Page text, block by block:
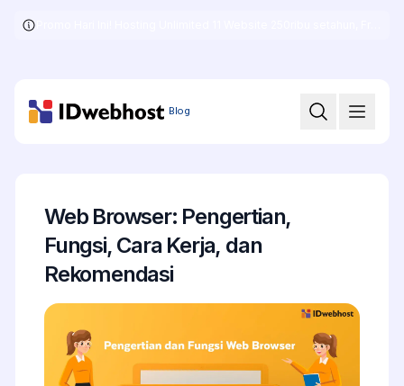
Blog
Web Browser: Pengertian,
Fungsi, Cara Kerja, dan
Rekomendasi